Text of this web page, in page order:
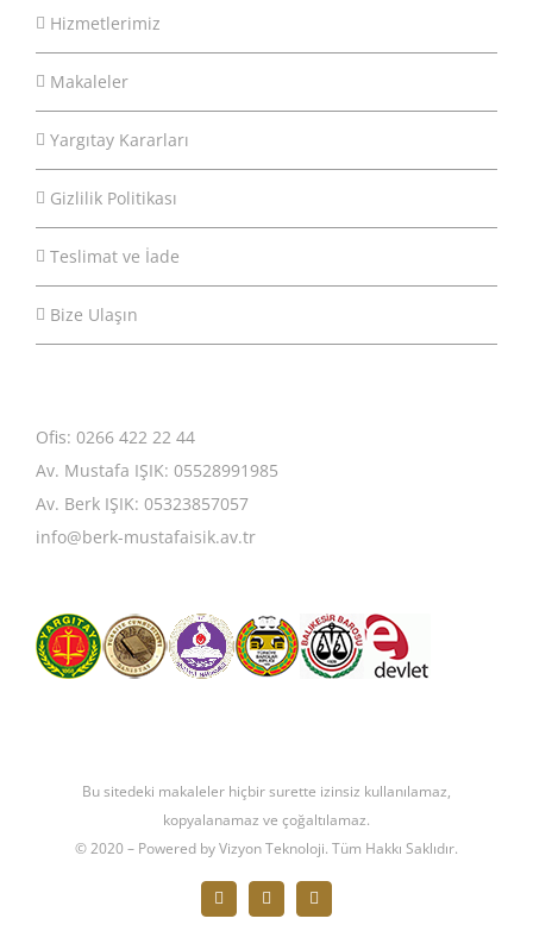
Hizmetlerimiz
Makaleler
Yargıtay Kararları
Gizlilik Politikası
Teslimat ve İade
Bize Ulaşın
Ofis: 0266 422 22 44
Av. Mustafa IŞIK: 05528991985
Av. Berk IŞIK: 05323857057
info@berk-mustafaisik.av.tr
Bu sitedeki makaleler hiçbir surette izinsiz kullanılamaz,
kopyalanamaz ve çoğaltılamaz.
© 2020 – Powered by Vizyon Teknoloji. Tüm Hakkı Saklıdır.
Facebook
X Instagram